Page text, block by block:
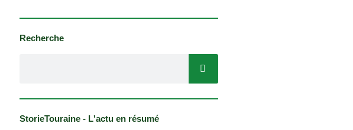
Recherche
StorieTouraine - L'actu en résumé